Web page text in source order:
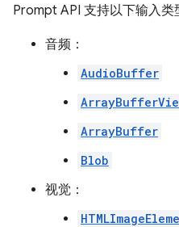
Prompt API 支持以下输入类
音频：
AudioBuffer
ArrayBuffer
Blob
视觉：